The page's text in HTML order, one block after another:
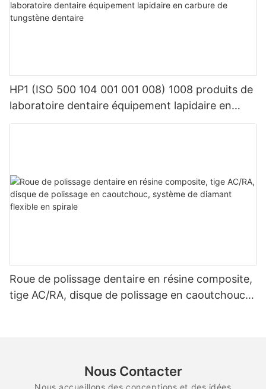
HP1 (ISO 500 104 001 001 008) 1008 produits de
laboratoire dentaire équipement lapidaire en
carbure de tungstène dentaire
Roue de polissage dentaire en résine composite,
tige AC/RA, disque de polissage en caoutchouc,
Nous Contacter